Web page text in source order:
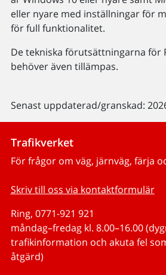
eller nyare med inställningar för
för full funktionalitet.
De tekniska förutsättningarna för
behöver även tillämpas.
Senast uppdaterad/granskad:
Trafikverket
För frågor om väg, järnväg, färja
Skriv till oss via kontaktformulär
Ring, 0771-921 921
måndag–fredag kl. 8.00–16.00
trafikinformation och akuta fel
åtgärd)